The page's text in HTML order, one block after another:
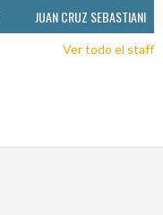
JUAN CRUZ SEBASTIANI
Ver todo el staff